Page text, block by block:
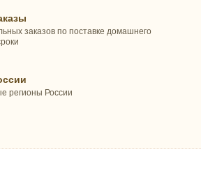
заказов по поставке домашнего
регионы России